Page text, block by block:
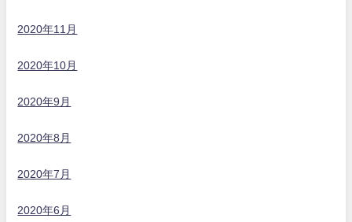
2020年11月
2020年10月
2020年9月
2020年8月
2020年7月
2020年6月